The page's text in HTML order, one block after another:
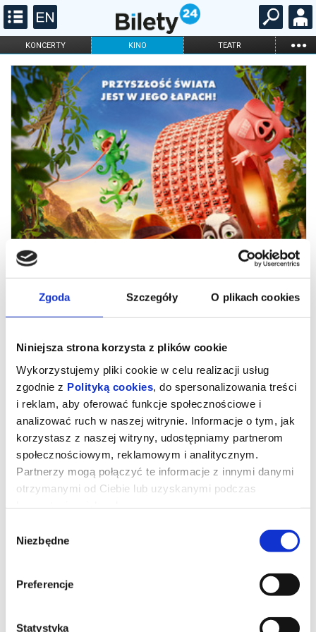
Zgoda Szczegóły O plikach cookies
Niniejsza strona korzysta z plików cookie
Wykorzystujemy pliki cookie w celu realizacji usług
zgodnie z Polityką cookies , do spersonalizowania treści
i reklam, aby oferować funkcje społecznościowe i
analizować ruch w naszej witrynie. Informacje o tym, jak
korzystasz z naszej witryny, udostępniamy partnerom
społecznościowym, reklamowym i analitycznym.
Partnerzy mogą połączyć te informacje z innymi danymi
otrzymanymi od Ciebie lub uzyskanymi podczas
zgody
Niezbędne
Preferencje
Statystyka
KONCERTY KINO TEATR ...
FILHARMONIA OPERA I BALET
STAND-UP
DLA DZIECI
ONLINE KARNETY
ma siostrę, a cały gatunek kurozająców potrzebuje ratunku,
wyrusza w ryzykowną podróż do legendarnej Świątyni Świstaka.
która będzie wymagała prawdziwej odwagi. Na szczęście nie jest
sam: towarzyszą mu wierni przyjaciele - nieco sarkastyczny żółw i